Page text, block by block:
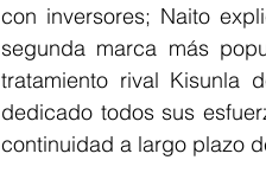
con inversores; Naito
segunda marca más
tratamiento rival Kisunla
dedicado todos sus
continuidad a largo plazo